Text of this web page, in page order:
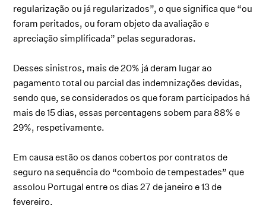
regularização ou já regularizados”, o que significa que “ou
foram peritados, ou foram objeto da avaliação e
apreciação simplificada” pelas seguradoras.
Desses sinistros, mais de 20% já deram lugar ao
pagamento total ou parcial das indemnizações devidas,
sendo que, se considerados os que foram participados há
mais de 15 dias, essas percentagens sobem para 88% e
29%, respetivamente.
Em causa estão os danos cobertos por contratos de
seguro na sequência do “comboio de tempestades” que
assolou Portugal entre os dias 27 de janeiro e 13 de
fevereiro.